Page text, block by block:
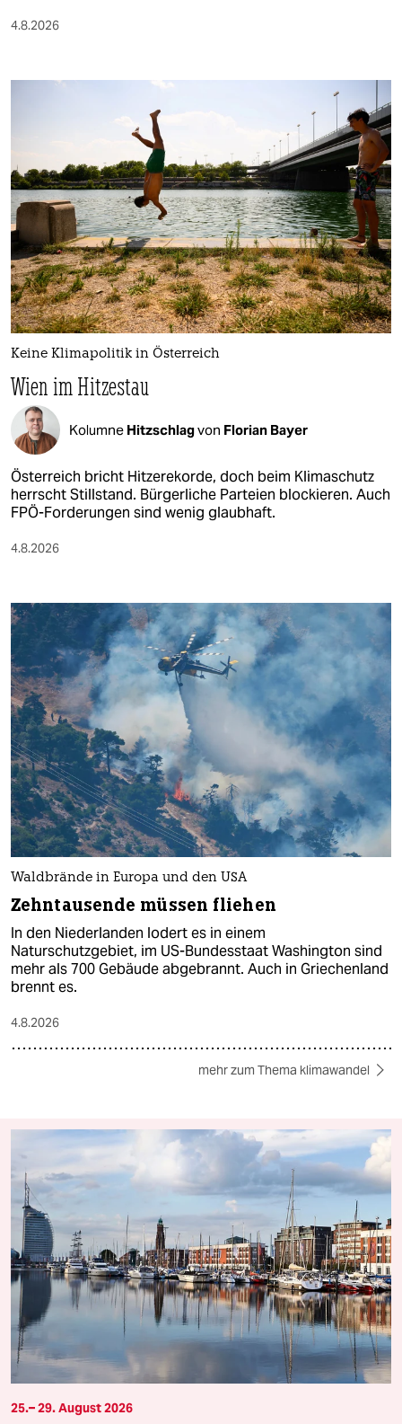
4.8.2026
Keine Klimapolitik in Österreich
Wien im Hitzestau
Kolumne Hitzschlagvon Florian Bayer
Österreich bricht Hitzerekorde, doch beim Klimaschutz
herrscht Stillstand. Bürgerliche Parteien blockieren. Auch
FPÖ-Forderungen sind wenig glaubhaft.
4.8.2026
Waldbrände in Europa und den USA
Zehntausende müssen fliehen
In den Niederlanden lodert es in einem
Naturschutzgebiet, im US-Bundesstaat Washington sind
mehr als 700 Gebäude abgebrannt. Auch in Griechenland
brennt es.
4.8.2026
mehr zum Thema klimawandel
25.– 29. August 2026